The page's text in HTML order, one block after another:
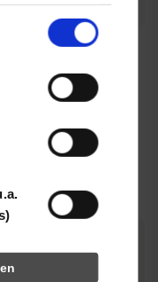
diese
bereitgestellt
Ihrer Nutzung